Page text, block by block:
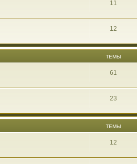
11
12
ТЕМЫ
61
23
ТЕМЫ
12